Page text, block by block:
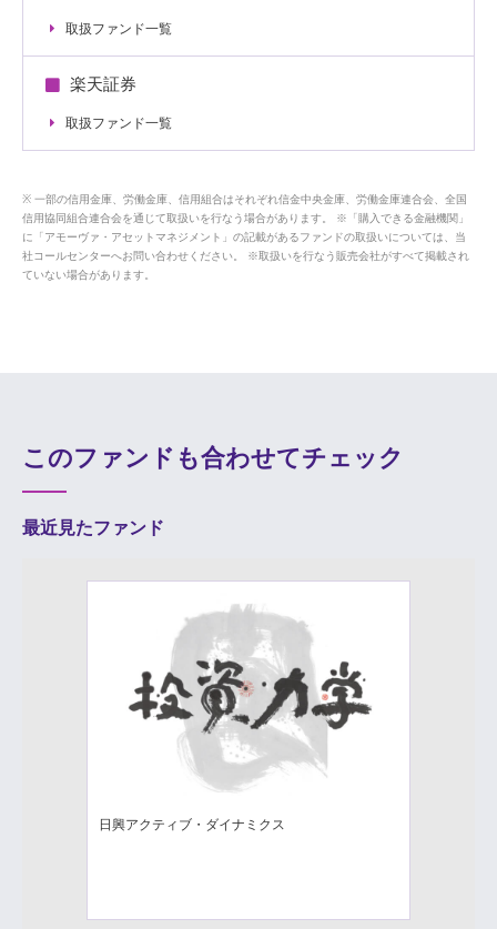
取扱ファンド一覧
楽天証券
取扱ファンド一覧
一部の信用金庫、労働金庫、信用組合はそれぞれ信金中央金庫、労働金庫連合会、全国
信用協同組合連合会を通じて取扱いを行なう場合があります。 ※「購入できる金融機関」
に「アモーヴァ・アセットマネジメント」の記載があるファンドの取扱いについては、当
社コールセンターへお問い合わせください。 ※取扱いを行なう販売会社がすべて掲載され
ていない場合があります。
このファンドも合わせてチェック
最近見たファンド
日興アクティブ・ダイナミクス